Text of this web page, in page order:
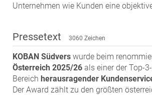
VÖPE Next
Weinrauch Rechtsanwälte
WINEGG Realitäten
ZEHA Real Estate
Media
Unternehmen wie Kunden eine
Pressetext 3060 Zeichen
KOBAN Südvers wurde beim
Österreich 2025/26 als einer der Top-
Bereich herausragender
Der Award zählt zu den größten